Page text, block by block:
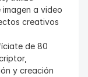
a video
creativos
de 80
y creación